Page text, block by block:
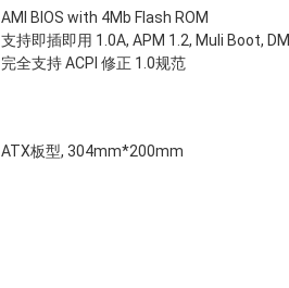
AMI BIOS with 4Mb Flash ROM
支持即插即用 1.0A, APM 1.2, Muli Boot, DMI
完全支持 ACPI 修正 1.0规范
ATX板型, 304mm*200mm